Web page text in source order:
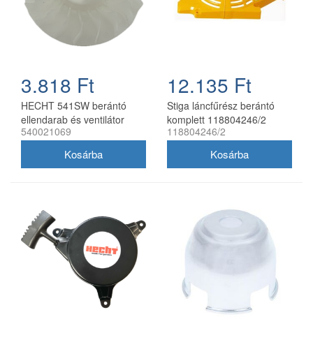
3.818 Ft
HECHT 541SW berántó
ellendarab és ventilátor
fűnyíróhoz 540021069
540021069
12.135 Ft
Stiga láncfűrész berántó
komplett 118804246/2
118804246/2